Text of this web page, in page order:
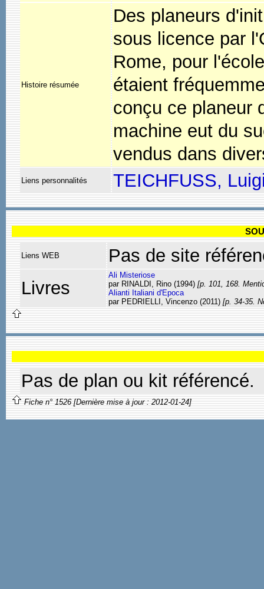
Histoire résumée
Des planeurs
sous licence par
Rome, pour
étaient
conçu ce planeur
machine eut du
vendus dans
Liens personnalités TEICHFUSS,
Liens WEB
Pas de site
Livres
Ali Misteriose
par RINALDI, Rino (1994) [p. 101, 168.
Alianti Italiani d'Epoca
par PEDRIELLI, Vincenzo (2011) [p. 34-35.
Pas de plan ou kit référencé.
Fiche n° 1526 [Dernière mise à jour : 2012-01-24]